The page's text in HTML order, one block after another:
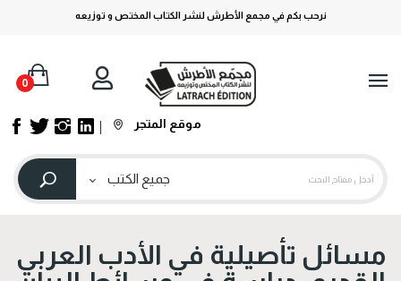
نرحب بكم في مجمع الأطرش لنشر الكتاب المختص و توزيعه
0
موقع المتجر
مسائل تأصيلية في الأدب العربي